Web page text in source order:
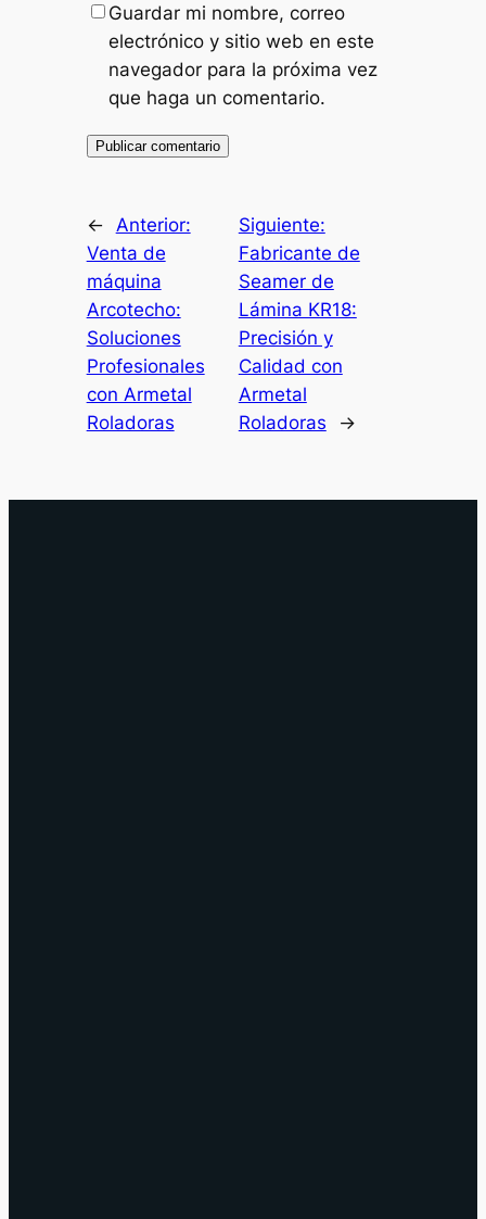
Guardar mi nombre, correo
electrónico y sitio web en este
navegador para la próxima vez
que haga un comentario.
←
Anterior:
Venta de
máquina
Arcotecho:
Soluciones
Profesionales
con Armetal
Roladoras
Siguiente:
Fabricante de
Seamer de
Lámina KR18:
Precisión y
Calidad con
Armetal
Roladoras
→